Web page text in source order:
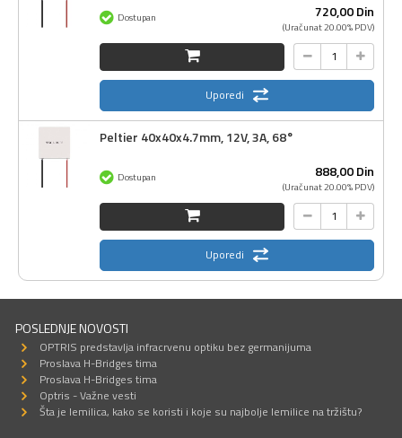
720,00Din
(Uračunat 20.00% PDV)
Dostupan
Uporedi
Peltier 40x40x4.7mm, 12V, 3A, 68°
888,00Din
(Uračunat 20.00% PDV)
Dostupan
Uporedi
POSLEDNJE NOVOSTI
OPTRIS predstavlja infracrvenu optiku bez germanijuma
Proslava H-Bridges tima
Proslava H-Bridges tima
Optris - Važne vesti
Šta je lemilica, kako se koristi i koje su najbolje lemilice na tržištu?